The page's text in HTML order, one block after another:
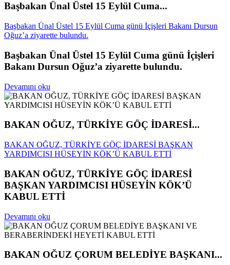
Başbakan Ünal Üstel 15 Eylül Cuma...
Başbakan Ünal Üstel 15 Eylül Cuma günü İçişleri Bakanı Dursun
Oğuz’a ziyarette bulundu.
Başbakan Ünal Üstel 15 Eylül Cuma günü İçişleri
Bakanı Dursun Oğuz’a ziyarette bulundu.
Devamını oku
BAKAN OĞUZ, TÜRKİYE GÖÇ İDARESİ...
BAKAN OĞUZ, TÜRKİYE GÖÇ İDARESİ BAŞKAN
YARDIMCISI HÜSEYİN KÖK’Ü KABUL ETTİ
BAKAN OĞUZ, TÜRKİYE GÖÇ İDARESİ
BAŞKAN YARDIMCISI HÜSEYİN KÖK’Ü
KABUL ETTİ
Devamını oku
BAKAN OĞUZ ÇORUM BELEDİYE BAŞKANI...